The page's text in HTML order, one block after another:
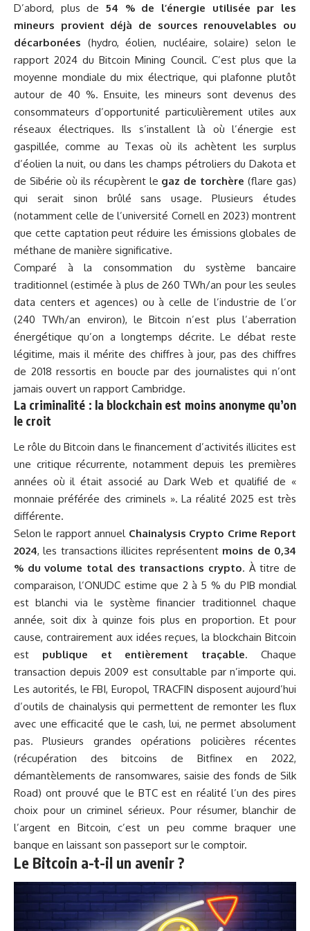
D’abord, plus de 54 % de l’énergie utilisée par les
mineurs provient déjà de sources renouvelables ou
décarbonées (hydro, éolien, nucléaire, solaire) selon le
rapport 2024 du Bitcoin Mining Council. C’est plus que la
moyenne mondiale du mix électrique, qui plafonne plutôt
autour de 40 %. Ensuite, les mineurs sont devenus des
consommateurs d’opportunité particulièrement utiles aux
réseaux électriques. Ils s’installent là où l’énergie est
gaspillée, comme au Texas où ils achètent les surplus
d’éolien la nuit, ou dans les champs pétroliers du Dakota et
de Sibérie où ils récupèrent le gaz de torchère (flare gas)
qui serait sinon brûlé sans usage. Plusieurs études
(notamment celle de l’université Cornell en 2023) montrent
que cette captation peut réduire les émissions globales de
méthane de manière significative.
Comparé à la consommation du système bancaire
traditionnel (estimée à plus de 260 TWh/an pour les seules
data centers et agences) ou à celle de l’industrie de l’or
(240 TWh/an environ), le Bitcoin n’est plus l’aberration
énergétique qu’on a longtemps décrite. Le débat reste
légitime, mais il mérite des chiffres à jour, pas des chiffres
de 2018 ressortis en boucle par des journalistes qui n’ont
jamais ouvert un rapport Cambridge.
La criminalité : la blockchain est moins anonyme qu’on
le croit
Le rôle du Bitcoin dans le financement d’activités illicites est
une critique récurrente, notamment depuis les premières
années où il était associé au Dark Web et qualifié de «
monnaie préférée des criminels ». La réalité 2025 est très
différente.
Selon le rapport annuel Chainalysis Crypto Crime Report
2024, les transactions illicites représentent moins de 0,34
% du volume total des transactions crypto. À titre de
comparaison, l’ONUDC estime que 2 à 5 % du PIB mondial
est blanchi via le système financier traditionnel chaque
année, soit dix à quinze fois plus en proportion. Et pour
cause, contrairement aux idées reçues, la blockchain Bitcoin
est publique et entièrement traçable. Chaque
transaction depuis 2009 est consultable par n’importe qui.
Les autorités, le FBI, Europol, TRACFIN disposent aujourd’hui
d’outils de chainalysis qui permettent de remonter les flux
avec une efficacité que le cash, lui, ne permet absolument
pas. Plusieurs grandes opérations policières récentes
(récupération des bitcoins de Bitfinex en 2022,
démantèlements de ransomwares, saisie des fonds de Silk
Road) ont prouvé que le BTC est en réalité l’un des pires
choix pour un criminel sérieux. Pour résumer, blanchir de
l’argent en Bitcoin, c’est un peu comme braquer une
banque en laissant son passeport sur le comptoir.
Le Bitcoin a-t-il un avenir ?